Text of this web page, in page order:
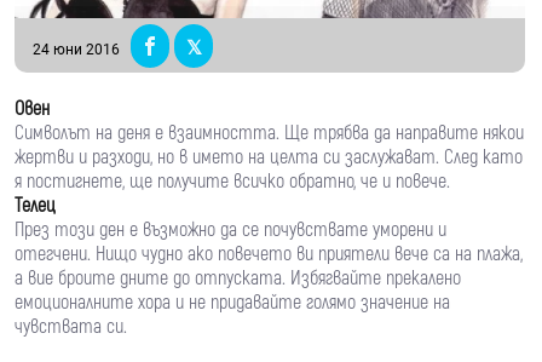
24 юни 2016
Овен
Символът на деня е взаимността. Ще трябва да направите някои
жертви и разходи, но в името на целта си заслужават. След като
я постигнете, ще получите всичко обратно, че и повече.
Телец
През този ден е възможно да се почувствате уморени и
отегчени. Нищо чудно ако повечето ви приятели вече са на плажа,
а вие броите дните до отпуската. Избягвайте прекалено
емоционалните хора и не придавайте голямо значение на
чувствата си.